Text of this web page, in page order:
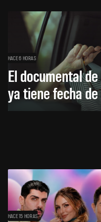
HACE 6 HORAS
El documental
ya tiene fecha
HACE 15 HORAS